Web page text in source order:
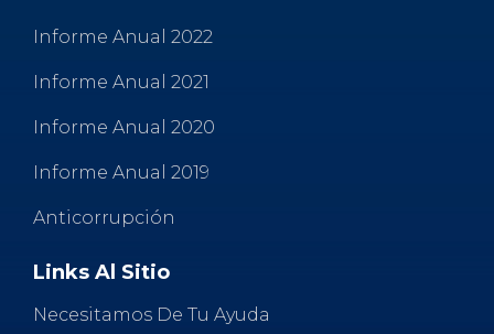
Informe Anual 2022
Informe Anual 2021
Informe Anual 2020
Informe Anual 2019
Anticorrupción
Links Al Sitio
Necesitamos De Tu Ayuda